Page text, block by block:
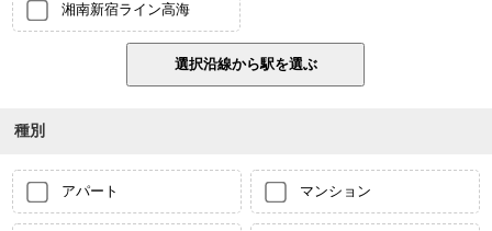
湘南新宿ライン高海
種別
アパート マンション